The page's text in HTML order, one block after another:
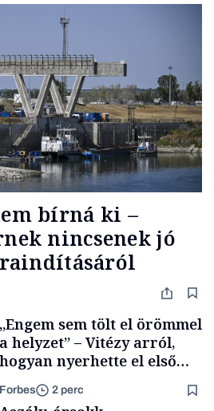
bírná ki –
nincsenek jó
„Engem sem tölt el örömmel
a helyzet” – Vitézy arról,
hogyan nyerhette el első
Tisza-kormány alatt
Forbes 2 perc